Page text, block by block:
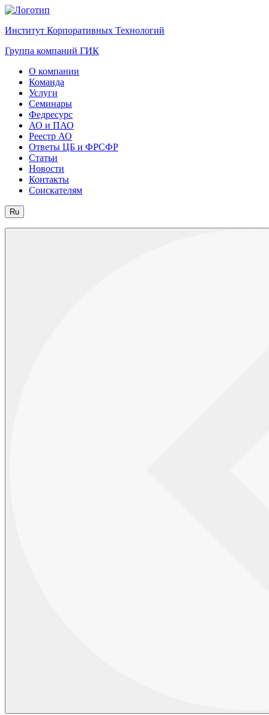
Институт Корпоративных Технологий
Группа компаний ГИК
О компании
Команда
Услуги
Семинары
Федресурс
АО и ПАО
Реестр АО
Ответы ЦБ и ФРСФР
Статьи
Новости
Контакты
Соискателям
Ru